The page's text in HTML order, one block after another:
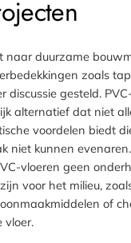
naar duurzame
zoals
discussie gesteld.
alternatief dat niet
voordelen biedt
niet kunnen
vloeren geen
voor het milieu,
of
vloer.